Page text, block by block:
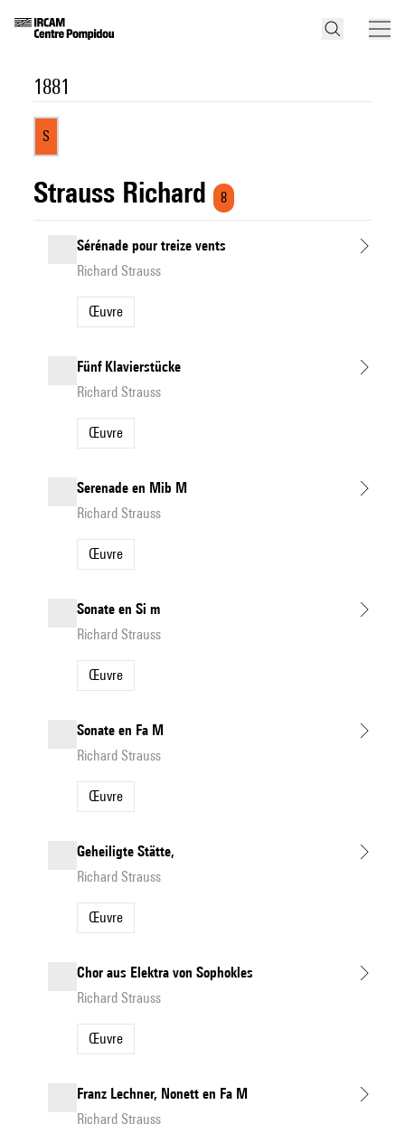
1881
S
Strauss Richard 8
Sérénade pour treize vents
Richard Strauss
Œuvre
Fünf Klavierstücke
Richard Strauss
Œuvre
Serenade en Mib M
Richard Strauss
Œuvre
Sonate en Si m
Richard Strauss
Œuvre
Sonate en Fa M
Richard Strauss
Œuvre
Geheiligte Stätte,
Richard Strauss
Œuvre
Chor aus Elektra von Sophokles
Richard Strauss
Œuvre
Franz Lechner, Nonett en Fa M
Richard Strauss